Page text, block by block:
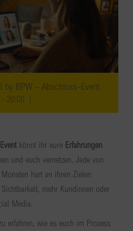
by BPW – Abschluss-Event
- 20:00
könnt ihr eure Erfahrungen
und euch vernetzen. Jede von
hart an ihren Zielen
mehr Kundinnen oder
Media.
erfahren, wie es euch im Prozess